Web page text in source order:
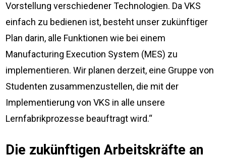
Vorstellung verschiedener Technologien. Da VKS
einfach zu bedienen ist, besteht unser zukünftiger
Plan darin, alle Funktionen wie bei einem
Manufacturing Execution System (MES) zu
implementieren. Wir planen derzeit, eine Gruppe von
Studenten zusammenzustellen, die mit der
Implementierung von VKS in alle unsere
Lernfabrikprozesse beauftragt wird.“
Die zukünftigen Arbeitskräfte an